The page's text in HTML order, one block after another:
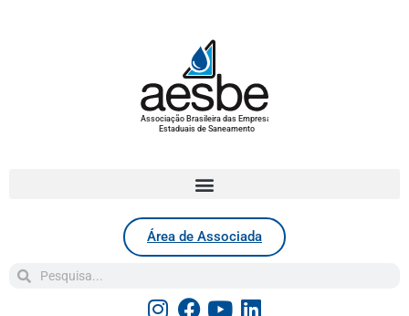
Associação Brasileira das Empresas
Estaduais de Saneamento
Área de Associada